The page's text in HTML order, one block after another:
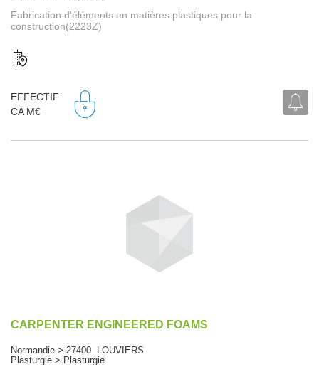
Fabrication d'éléments en matières plastiques pour la
construction(2223Z)
EFFECTIF
CA M€
CARPENTER ENGINEERED FOAMS
Normandie > 27400 LOUVIERS
Plasturgie > Plasturgie